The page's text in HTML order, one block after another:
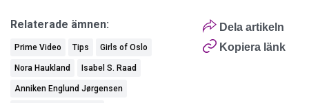
Dela artikeln
Kopiera länk
Relaterade ämnen:
Prime Video Tips Girls of Oslo
Nora Haukland Isabel S. Raad
Anniken Englund Jørgensen